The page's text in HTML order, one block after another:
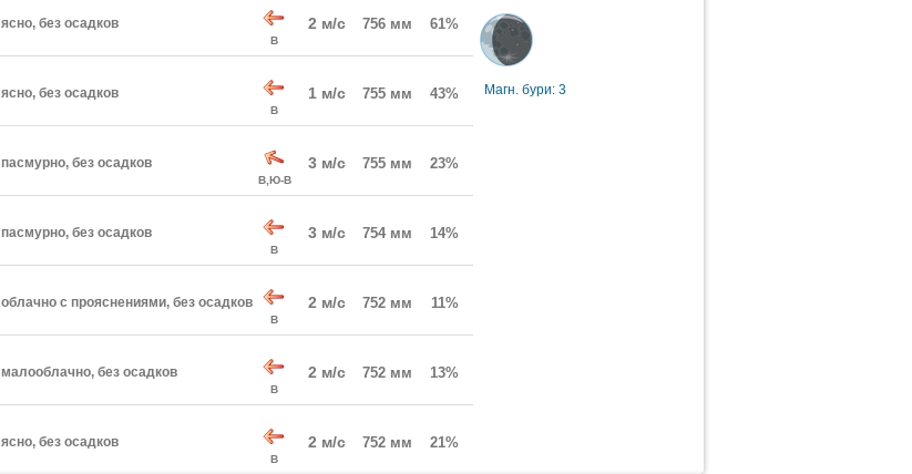
ясно, без осадков
В
2 м/с 756 мм 61%
ясно, без осадков
В
1 м/с 755 мм 43%
пасмурно, без осадков
В,Ю-В
3 м/с 755 мм 23%
пасмурно, без осадков
В
3 м/с 754 мм 14%
облачно с прояснениями, без осадков
В
2 м/с 752 мм 11%
малооблачно, без осадков
В
2 м/с 752 мм 13%
ясно, без осадков
В
2 м/с 752 мм 21%
Магн. бури: 3